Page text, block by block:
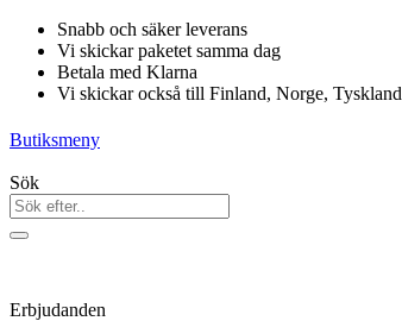
Hoppa
innehåll
Snabb och säker leverans
Vi skickar paketet samma dag
Betala med Klarna
Vi skickar också till Finland, Norge, Tyskland
Butiksmeny
Sök
Erbjudanden